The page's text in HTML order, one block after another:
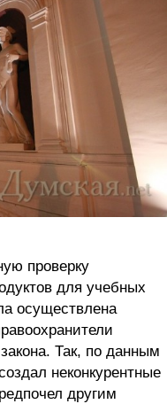
проверку
для учебных
осуществлена
Так, по данным
неконкурентные
другим